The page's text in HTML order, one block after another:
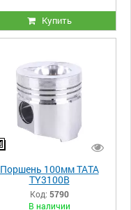
Купить
Поршень 100мм ТАТА
TY3100B
Код: 5790
В наличии